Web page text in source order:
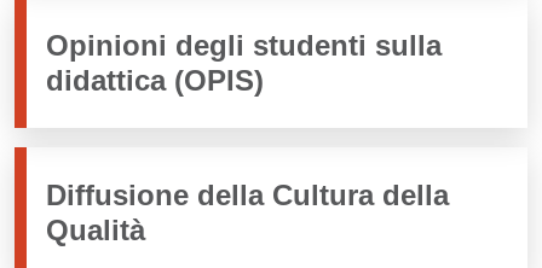
Opinioni degli studenti sulla
didattica (OPIS)
Diffusione della Cultura della
Qualità